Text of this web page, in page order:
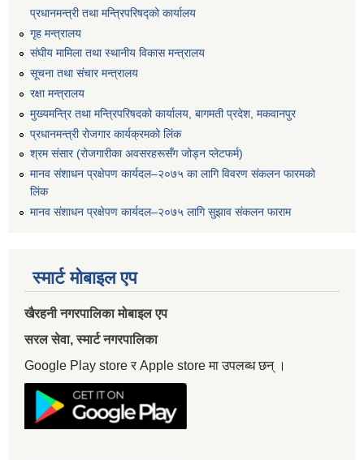
प्रधानमन्त्री तथा मन्त्रिपरिषद्को कार्यालय
गृह मन्त्रालय
संघीय मामिला तथा स्थानीय विकास मन्त्रालय
सूचना तथा संचार मन्त्रालय
रक्षा मन्त्रालय
मुख्यमन्त्रि तथा मन्त्रिपरिषदको कार्यालय, बागमती प्रदेश, मकवानपुर
प्रधानमन्त्री रोजगार कार्यक्रमको लिंक
श्रम संसार (रोजगारीका अवसरहरूसँग जोड्न प्लेटफर्म)
मानव संशाधन प्रक्षेपण कार्यदल–२०७५ का लागि विवरण संकलन फारमको
लिंक
मानव संशाधन प्रक्षेपण कार्यदल–२०७५ लागि सुझाव संकलन फाराम
स्मार्ट मोबाइल एप
खैरहनी नगरपालिका मोबाइल एप
सरल सेवा, स्मार्ट नगरपालिका
Google Play store र Apple store मा उपलब्ध छन् ।